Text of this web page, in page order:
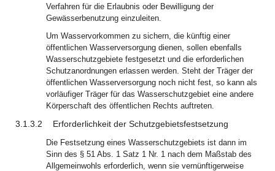
Verfahren für die Erlaubnis oder Bewilligung der
Gewässerbenutzung einzuleiten.
Um Wasservorkommen zu sichern, die künftig einer
öffentlichen Wasserversorgung dienen, sollen ebenfalls
Wasserschutzgebiete festgesetzt und die erforderlichen
Schutzanordnungen erlassen werden. Steht der Träger der
öffentlichen Wasserversorgung noch nicht fest, so kann als
vorläufiger Träger für das Wasserschutzgebiet eine andere
Körperschaft des öffentlichen Rechts auftreten.
3.1.3.2 Erforderlichkeit der Schutzgebietsfestsetzung
Die Festsetzung eines Wasserschutzgebiets ist dann im
Sinn des § 51 Abs. 1 Satz 1 Nr. 1 nach dem Maßstab des
Allgemeinwohls erforderlich, wenn sie vernünftigerweise